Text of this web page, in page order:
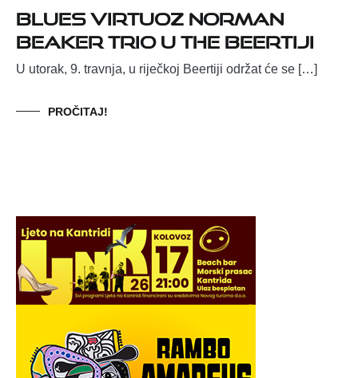
Blues virtuoz Norman
Beaker Trio u The Beertiji
U utorak, 9. travnja, u riječkoj Beertiji održat će se […]
PROČITAJ!